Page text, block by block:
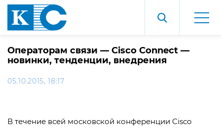
Операторам связи — Cisco Connect —
новинки, тенденции, внедрения
05.10.2015, 18:17
В течение всей московской конференции Cisco